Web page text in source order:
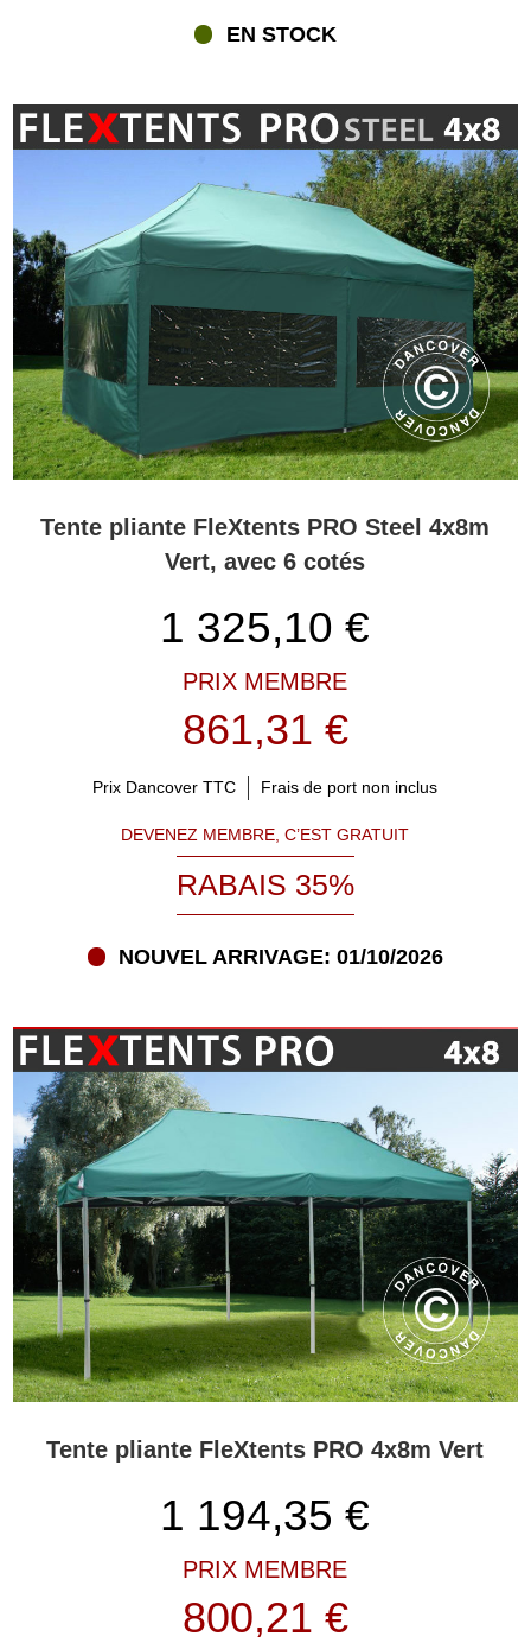
EN STOCK
Tente pliante FleXtents PRO Steel 4x8m
Vert, avec 6 cotés
1 325,10 €
PRIX MEMBRE
861,31 €
Prix Dancover TTC Frais de port non inclus
DEVENEZ MEMBRE, C’EST GRATUIT
RABAIS 35%
NOUVEL ARRIVAGE: 01/10/2026
Tente pliante FleXtents PRO 4x8m Vert
1 194,35 €
PRIX MEMBRE
800,21 €